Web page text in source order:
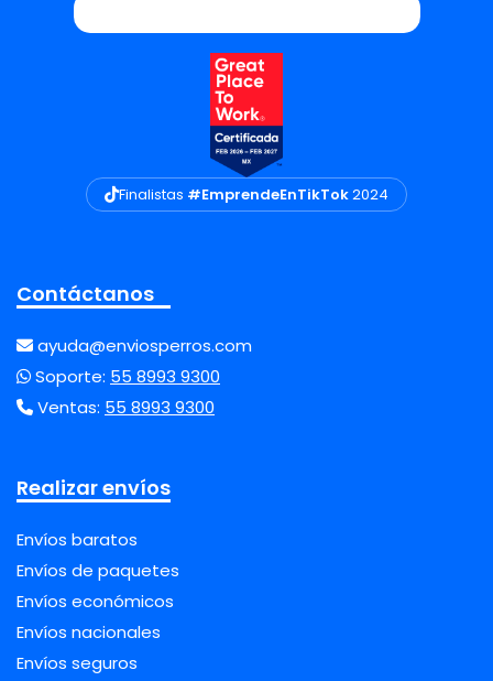
Finalistas #EmprendeEnTikTok2024
Contáctanos
ayuda@enviosperros.com
Soporte: 55 8993 9300
Ventas: 55 8993 9300
Realizar envíos
Envíos baratos
Envíos de paquetes
Envíos económicos
Envíos nacionales
Envíos seguros